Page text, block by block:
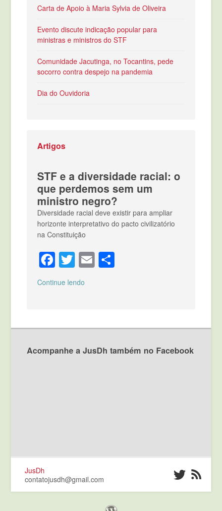
Carta de Apoio à Maria Sylvia de Oliveira
Evento discute indicação popular para
ministras e ministros do STF
Comunidade Jacutinga, no Tocantins, pede
socorro contra despejo na pandemia
Dia do Ouvidoria
Artigos
STF e a diversidade racial: o
que perdemos sem um
ministro negro?
Diversidade racial deve existir para ampliar
horizonte interpretativo do pacto civilizatório
na Constituição
Facebook
Twitter
Email
Continue lendo
Acompanhe a JusDh também no Facebook
JusDh
contatojusdh@gmail.com